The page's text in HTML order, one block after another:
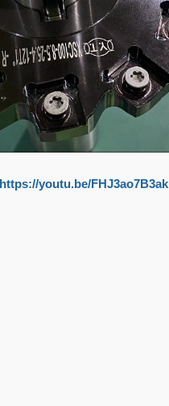
https://youtu.be/FHJ3ao7B3ak